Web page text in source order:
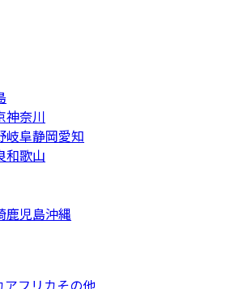
神奈川
岐阜静岡愛知
和歌山
鹿児島沖縄